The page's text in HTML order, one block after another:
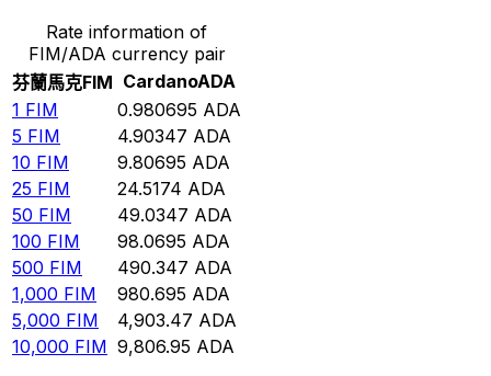
Rate information of
FIM/ADA currency pair
芬蘭馬克FIM CardanoADA
1 FIM 0.980695 ADA
5 FIM 4.90347 ADA
10 FIM 9.80695 ADA
25 FIM 24.5174 ADA
50 FIM 49.0347 ADA
100 FIM 98.0695 ADA
500 FIM 490.347 ADA
1,000 FIM 980.695 ADA
5,000 FIM 4,903.47 ADA
10,000 FIM 9,806.95 ADA